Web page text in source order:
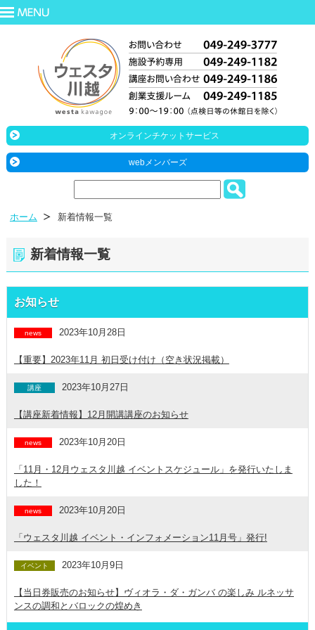
オンラインチケットサービス
webメンバーズ
ホーム 新着情報一覧
新着情報一覧
お知らせ
news 2023年10月28日
【重要】2023年11月 初日受け付け（空き状況掲載）
講座 2023年10月27日
【講座新着情報】12月開講講座のお知らせ
news 2023年10月20日
「11月・12月ウェスタ川越 イベントスケジュール」を発行いたしま
した！
news 2023年10月20日
「ウェスタ川越 イベント・インフォメーション11月号」発行!
イベント 2023年10月9日
【当日券販売のお知らせ】ヴィオラ・ダ・ガンバ の楽しみ ルネッサ
ンスの調和とバロックの煌めき